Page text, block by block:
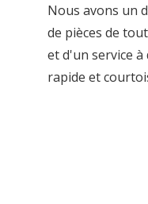
Nous avons un
de pièces de
et d'un service à
rapide et